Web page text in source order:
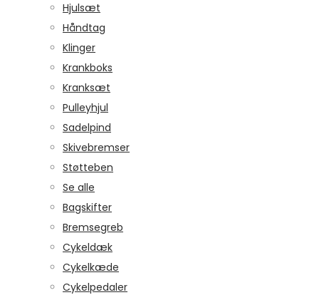
Hjulsæt
Håndtag
Klinger
Krankboks
Kranksæt
Pulleyhjul
Sadelpind
Skivebremser
Støtteben
Se alle
Bagskifter
Bremsegreb
Cykeldæk
Cykelkæde
Cykelpedaler